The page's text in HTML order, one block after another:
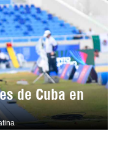
de Cuba en